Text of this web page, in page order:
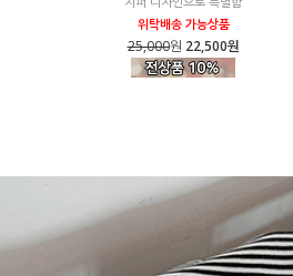
위탁배송 가능상품
25,000원 22,500원